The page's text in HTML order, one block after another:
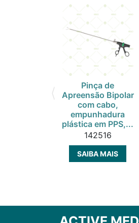
Pinça de
Apreensão Bipolar
com cabo,
empunhadura
plástica em PPS,...
142516
SAIBA MAIS